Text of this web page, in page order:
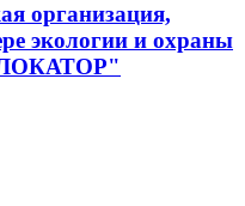
организация,
экологии и охраны